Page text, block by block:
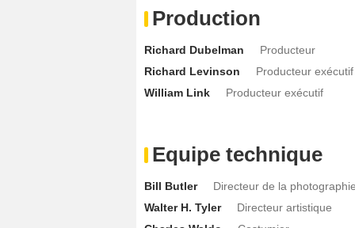
Production
Richard Dubelman
Producteur
Richard Levinson
Producteur exécutif
William Link
Producteur exécutif
Equipe technique
Bill Butler
Directeur de la
Walter H. Tyler
Directeur artistique